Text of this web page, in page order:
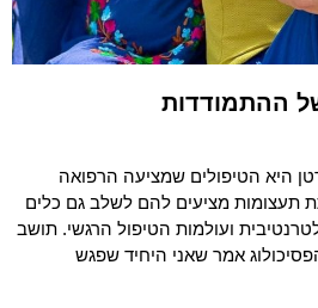
ההתמודדות
היא הטיפולים שמציעה הרפואה
תעצומות מציעים להם לשלב גם כלים
ועולמות הטיפול הרגשי. תושב
אמר שאני היחיד שפגש